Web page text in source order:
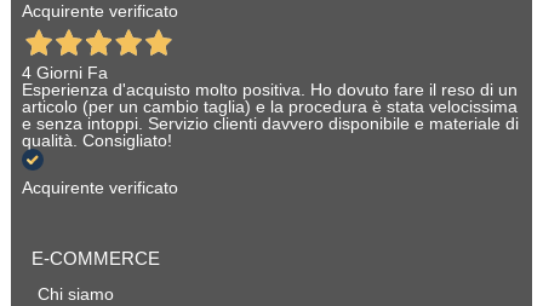
Acquirente verificato
4 Giorni Fa
Esperienza d'acquisto molto positiva. Ho dovuto fare il reso di un
articolo (per un cambio taglia) e la procedura è stata velocissima
e senza intoppi. Servizio clienti davvero disponibile e materiale di
qualità. Consigliato!
Acquirente verificato
E-COMMERCE
Chi siamo